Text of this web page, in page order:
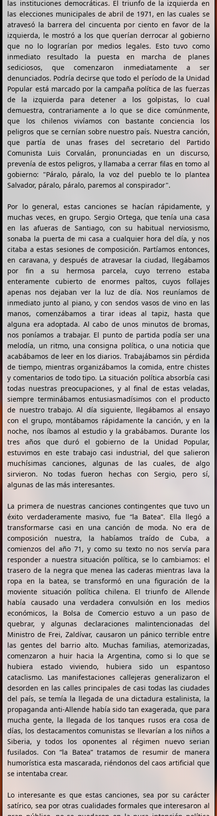
las instituciones democráticas. El triunfo de la izquierda en
las elecciones municipales de abril de 1971, en las cuales se
atravesó la barrera del cincuenta por ciento en favor de la
izquierda, le mostró a los que querían derrocar al gobierno
que no lo lograrían por medios legales. Esto tuvo como
inmediato resultado la puesta en marcha de planes
sediciosos, que comenzaron inmediatamente a ser
denunciados. Podría decirse que todo el período de la Unidad
Popular está marcado por la campaña política de las fuerzas
de la izquierda para detener a los golpistas, lo cual
demuestra, contrariamente a lo que se dice comúnmente,
que los chilenos vivíamos con bastante conciencia los
peligros que se cernían sobre nuestro país. Nuestra canción,
que partía de unas frases del secretario del Partido
Comunista Luis Corvalán, pronunciadas en un discurso,
prevenía de estos peligros, y llamaba a cerrar filas en tomo al
gobierno: "Páralo, páralo, la voz del pueblo te lo plantea
Salvador, páralo, páralo, paremos al conspirador".
Por lo general, estas canciones se hacían rápidamente, y
muchas veces, en grupo. Sergio Ortega, que tenía una casa
en las afueras de Santiago, con su habitual nerviosismo,
sonaba la puerta de mi casa a cualquier hora del día, y nos
citaba a estas sesiones de composición. Partíamos entonces,
en caravana, y después de atravesar la ciudad, llegábamos
por fin a su hermosa parcela, cuyo terreno estaba
enteramente cubierto de enormes paltos, cuyos follajes
apenas nos dejaban ver la luz de día. Nos reuníamos de
inmediato junto al piano, y con sendos vasos de vino en las
manos, comenzábamos a tirar ideas al tapiz, hasta que
alguna era adoptada. Al cabo de unos minutos de bromas,
nos poníamos a trabajar. El punto de partida podía ser una
melodía, un ritmo, una consigna política, o una noticia que
acabábamos de leer en los diarios. Trabajábamos sin pérdida
de tiempo, mientras organizábamos la comida, entre chistes
y comentarios de todo tipo. La situación política absorbía casi
todas nuestras preocupaciones, y al final de estas veladas,
siempre terminábamos entusiasmadísimos con el producto
de nuestro trabajo. Al día siguiente, llegábamos al ensayo
con el grupo, montábamos rápidamente la canción, y en la
noche, nos íbamos al estudio y la grabábamos. Durante los
tres años que duró el gobierno de la Unidad Popular,
estuvimos en este trabajo casi industrial, del que salieron
muchísimas canciones, algunas de las cuales, de algo
sirvieron. No todas fueron hechas con Sergio, pero sí,
algunas de las más interesantes.
La primera de nuestras canciones contingentes que tuvo un
éxito verdaderamente masivo, fue “la Batea”. Ella llegó a
transformarse casi en una canción de moda. No era de
composición nuestra, la habíamos traído de Cuba, a
comienzos del año 71, y como su texto no nos servía para
responder a nuestra situación política, se lo cambiamos: el
trasero de la negra que menea las caderas mientras lava la
ropa en la batea, se transformó en una figuración de la
moviente situación política chilena. El triunfo de Allende
había causado una verdadera convulsión en los medios
económicos, la Bolsa de Comercio estuvo a un paso de
quebrar, y algunas declaraciones malintencionadas del
Ministro de Frei, Zaldívar, causaron un pánico terrible entre
las gentes del barrio alto. Muchas familias, atemorizadas,
comenzaron a huir hacia la Argentina, como si lo que se
hubiera estado viviendo, hubiera sido un espantoso
cataclismo. Las manifestaciones callejeras generalizaron el
desorden en las calles principales de casi todas las ciudades
del país, se temía la llegada de una dictadura estalinista, la
propaganda anti-Allende había sido tan exagerada, que para
mucha gente, la llegada de los tanques rusos era cosa de
días, los destacamentos comunistas se llevarían a los niños a
Siberia, y todos los oponentes al régimen nuevo serian
fusilados. Con “la Batea” tratamos de resumir de manera
humorística esta mascarada, riéndonos del caos artificial que
se intentaba crear.
Lo interesante es que estas canciones, sea por su carácter
satírico, sea por otras cualidades formales que interesaron al